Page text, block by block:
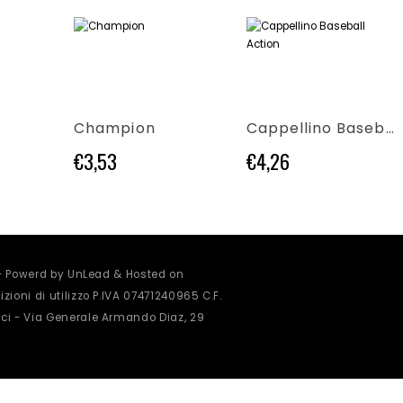
Questo prodotto ha più varianti. Le opzioni possono essere scelte nella pagina del prodotto
Champion
€3,53
Questo prodotto ha più varianti. Le opzioni possono essere scelte nella pagina del prodotto
Cappellino Baseball Action
€4,26
by UnLead & Hosted on
di utilizzo P.IVA 07471240965 C.F.
- Via Generale Armando Diaz, 29